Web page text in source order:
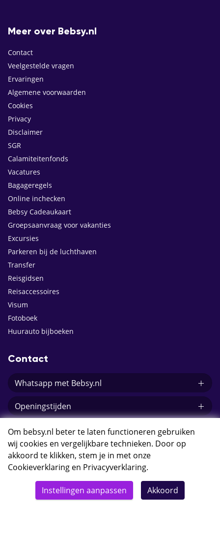
Meer over Bebsy.nl
Contact
Veelgestelde vragen
Ervaringen
Algemene voorwaarden
Cookies
Privacy
Disclaimer
SGR
Calamiteitenfonds
Vacatures
Bagageregels
Online inchecken
Bebsy Cadeaukaart
Groepsaanvraag voor vakanties
Excursies
Parkeren bij de luchthaven
Transfer
Reisgidsen
Reisaccessoires
Visum
Fotoboek
Huurauto bijboeken
Contact
Whatsapp met Bebsy.nl
Openingstijden
E-mail Bebsy.nl
© 2026 Bebsy.nl
Om bebsy.nl beter te laten functioneren gebruiken
wij cookies en vergelijkbare technieken. Door op
akkoord te klikken, stem je in met onze
Cookieverklaring en Privacyverklaring.
Instellingen aanpassen Akkoord